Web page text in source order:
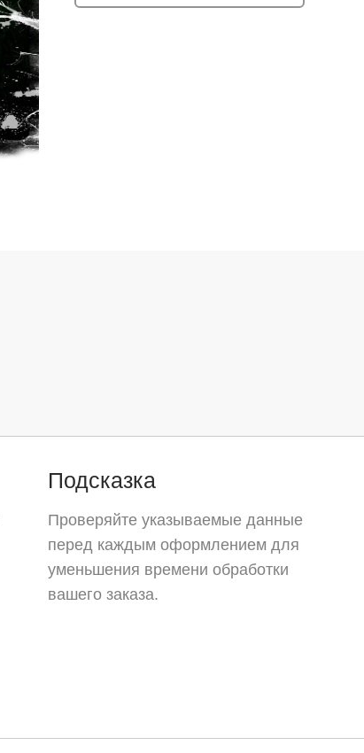
Подсказка
Проверяйте указываемые данные
перед каждым оформлением для
уменьшения времени обработки
вашего заказа.